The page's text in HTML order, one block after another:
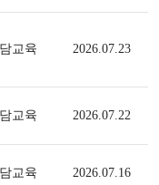
교육 2026.07.23
교육 2026.07.22
교육 2026.07.16